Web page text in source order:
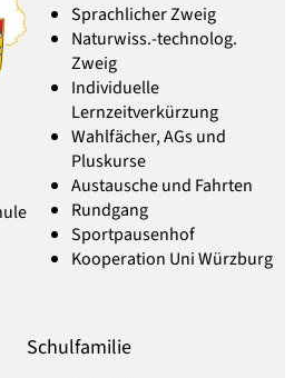
Sprachlicher Zweig
Naturwiss.-technolog.
Zweig
Individuelle
Lernzeitverkürzung
Wahlfächer, AGs und
Pluskurse
Austausche und Fahrten
Rundgang
Sportpausenhof
Kooperation Uni Würzburg
Schulfamilie